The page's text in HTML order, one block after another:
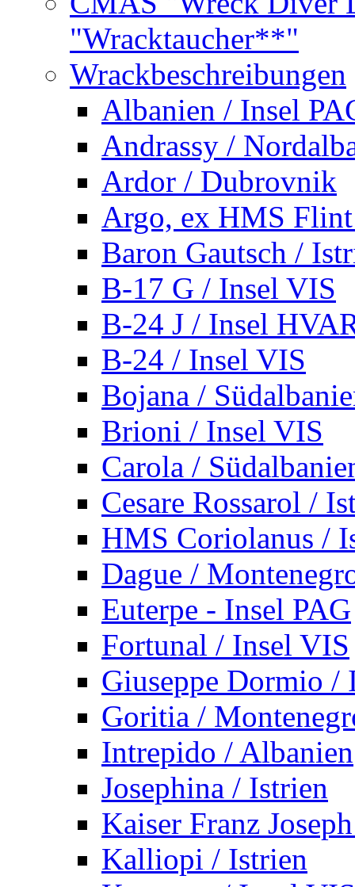
"Wracktaucher**"
Wrackbeschreibungen
Albanien / Insel
Andrassy /
Ardor / Dubrovnik
Argo, ex HMS
Baron Gautsch /
B-17 G / Insel VIS
B-24 J / Insel
B-24 / Insel VIS
Bojana /
Brioni / Insel VIS
Carola /
Cesare Rossarol /
HMS Coriolanus /
Dague /
Euterpe - Insel PAG
Fortunal / Insel VIS
Giuseppe Dormio /
Goritia /
Intrepido / Albanien
Josephina / Istrien
Kaiser Franz
Kalliopi / Istrien